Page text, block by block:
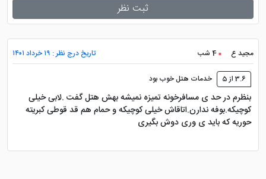
ثبت نظر
مجید ع 4 شب تاریخ درج نظر : ۱۹ خرداد ۱۴۰۱
3.6 از 5 خدمات هتل خوب بود
بنظرم در حد ی مسافرخونه تمیزه نمیشه بهش هتل گفت .لابی خیلی
کوچیکه.بوفه ندارن.اتاقاش خیلی کوچیکه و حمام هم قد قوطی کبریته
حوریه که باید ی وری دوش بگیری